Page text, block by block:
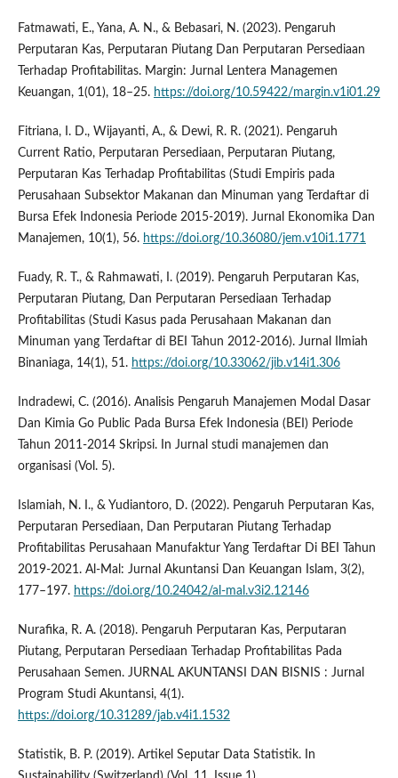
Fatmawati, E., Yana, A. N., & Bebasari, N. (2023). Pengaruh
Perputaran Kas, Perputaran Piutang Dan Perputaran Persediaan
Terhadap Profitabilitas. Margin: Jurnal Lentera Managemen
Keuangan, 1(01), 18–25. https://doi.org/10.59422/margin.v1i01.29
Fitriana, I. D., Wijayanti, A., & Dewi, R. R. (2021). Pengaruh
Current Ratio, Perputaran Persediaan, Perputaran Piutang,
Perputaran Kas Terhadap Profitabilitas (Studi Empiris pada
Perusahaan Subsektor Makanan dan Minuman yang Terdaftar di
Bursa Efek Indonesia Periode 2015-2019). Jurnal Ekonomika Dan
Manajemen, 10(1), 56. https://doi.org/10.36080/jem.v10i1.1771
Fuady, R. T., & Rahmawati, I. (2019). Pengaruh Perputaran Kas,
Perputaran Piutang, Dan Perputaran Persediaan Terhadap
Profitabilitas (Studi Kasus pada Perusahaan Makanan dan
Minuman yang Terdaftar di BEI Tahun 2012-2016). Jurnal Ilmiah
Binaniaga, 14(1), 51. https://doi.org/10.33062/jib.v14i1.306
Indradewi, C. (2016). Analisis Pengaruh Manajemen Modal Dasar
Dan Kimia Go Public Pada Bursa Efek Indonesia (BEI) Periode
Tahun 2011-2014 Skripsi. In Jurnal studi manajemen dan
organisasi (Vol. 5).
Islamiah, N. I., & Yudiantoro, D. (2022). Pengaruh Perputaran Kas,
Perputaran Persediaan, Dan Perputaran Piutang Terhadap
Profitabilitas Perusahaan Manufaktur Yang Terdaftar Di BEI Tahun
2019-2021. Al-Mal: Jurnal Akuntansi Dan Keuangan Islam, 3(2),
177–197. https://doi.org/10.24042/al-mal.v3i2.12146
Nurafika, R. A. (2018). Pengaruh Perputaran Kas, Perputaran
Piutang, Perputaran Persediaan Terhadap Profitabilitas Pada
Perusahaan Semen. JURNAL AKUNTANSI DAN BISNIS : Jurnal
Program Studi Akuntansi, 4(1).
https://doi.org/10.31289/jab.v4i1.1532
Statistik, B. P. (2019). Artikel Seputar Data Statistik. In